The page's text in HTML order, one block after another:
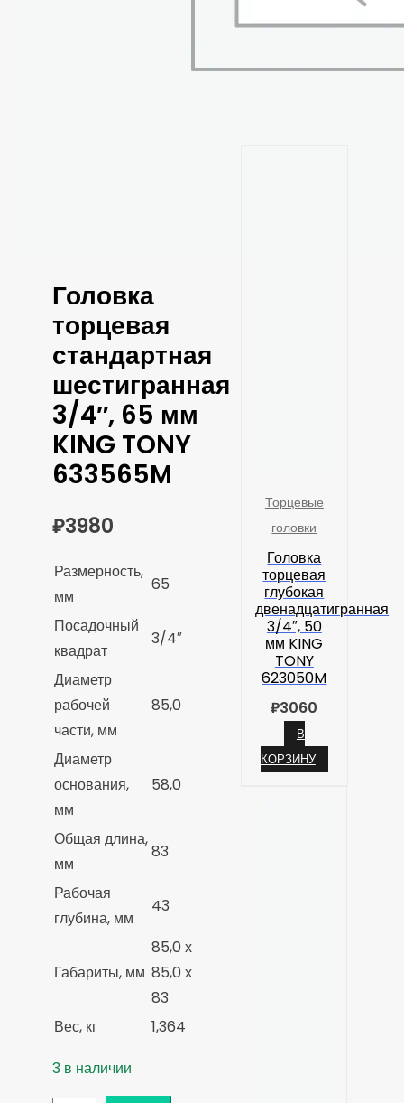
Головка
торцевая
стандартная
шестигранная
3/4″, 65 мм
KING TONY
633565M
₽3980
Размерность,
мм
65
Посадочный
квадрат
3/4″
Диаметр
рабочей
части, мм
85,0
Диаметр
основания,
мм
58,0
Общая длина,
мм
83
Рабочая
глубина, мм
43
Габариты, мм
85,0 х
85,0 х
83
Вес, кг
1,364
3 в наличии
Торцевые
головки
Головка
торцевая
глубокая
двенадцатигранная
3/4″, 50
мм KING
TONY
623050M
₽3060
В
КОРЗИНУ